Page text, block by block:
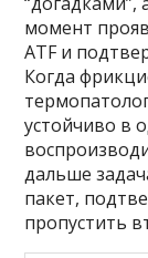
момент
ATF и
Когда
устойчиво в
дальше
пакет,
пропустить